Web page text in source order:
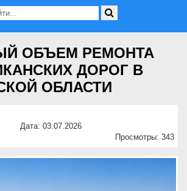
ОБЪЕМ РЕМОНТА
ДОРОГ В
ОБЛАСТИ
Дата: 03.07.2026
Просмотры: 343